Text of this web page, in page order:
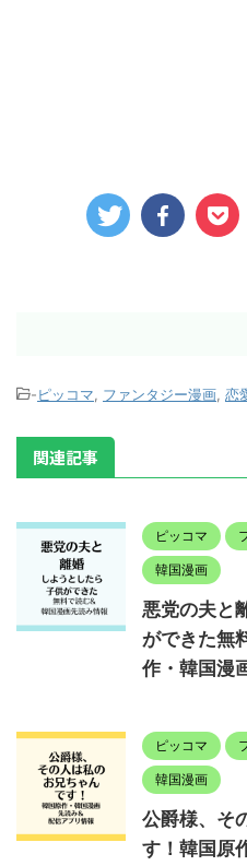
-ピッコマ ファンタジー漫画 恋
関連記事
ピッコマ
韓国漫画
悪党の夫と
ができた無
作・韓国漫
ピッコマ
韓国漫画
公爵様、そ
す！韓国原